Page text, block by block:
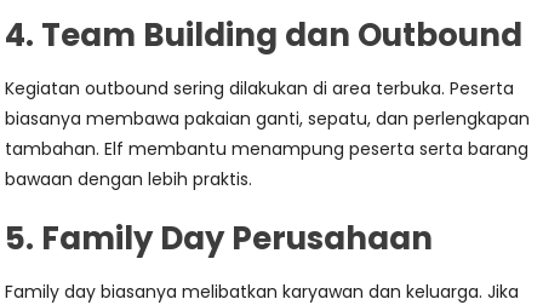
4. Team Building dan Outbound
Kegiatan outbound sering dilakukan di area terbuka. Peserta
biasanya membawa pakaian ganti, sepatu, dan perlengkapan
tambahan. Elf membantu menampung peserta serta barang
bawaan dengan lebih praktis.
5. Family Day Perusahaan
Family day biasanya melibatkan karyawan dan keluarga. Jika